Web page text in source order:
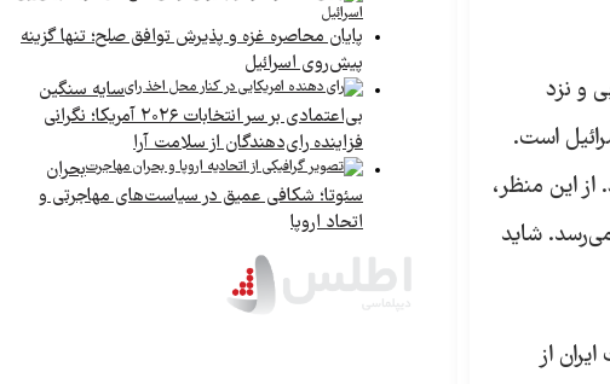
و نزد
است.
از این منظر،
شاید
از
پایان محاصره غزه و پذیرش توافق صلح؛ تنها گزینه
پیش‌روی اسرائیل
سایه سنگین
بی‌اعتمادی بر سر انتخابات ۲۰۲۶ آمریکا؛ نگرانی
فزاینده رای‌دهندگان از سلامت آرا
بحران
سئوتا؛ شکافی عمیق در سیاست‌های مهاجرتی و
اتحاد اروپا